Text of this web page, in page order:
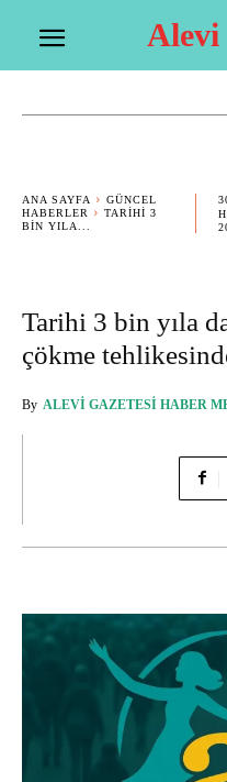
Alevi
ANA SAYFA
GÜNCEL
HABERLER
TARIHI 3
BIN YILA...
Tarihi 3 bin yıla
çökme
By ALEVI GAZETESI HABER